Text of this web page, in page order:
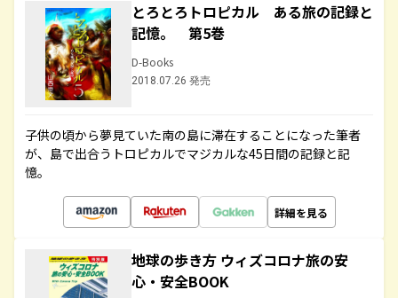
とろとろトロピカル ある旅の記録と
記憶。 第5巻
D-Books
2018.07.26 発売
子供の頃から夢見ていた南の島に滞在することになった筆者
が、島で出合うトロピカルでマジカルな45日間の記録と記
憶。
詳細を見る
地球の歩き方 ウィズコロナ旅の安
心・安全BOOK